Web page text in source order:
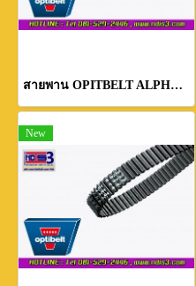
สายพาน OPITBELT ALPHA TORQUE
New